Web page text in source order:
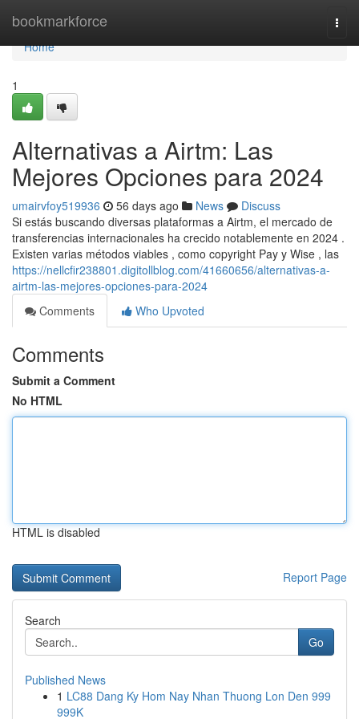
bookmarkforce
Home
Home
1
Alternativas a Airtm: Las
Mejores Opciones para 2024
umairvfoy519936 56 days ago News
Discuss
Si estás buscando diversas plataformas a Airtm, el mercado de
transferencias internacionales ha crecido notablemente en 2024 .
Existen varias métodos viables , como copyright Pay y Wise , las
https://nellcfir238801.digitollblog.com/41660656/alternativas-a-
airtm-las-mejores-opciones-para-2024
Comments
Who Upvoted
Comments
Submit a Comment
No HTML
HTML is disabled
Report Page
Search
Go
Published News
1 LC88 Dang Ky Hom Nay Nhan Thuong Lon Den 999
999K